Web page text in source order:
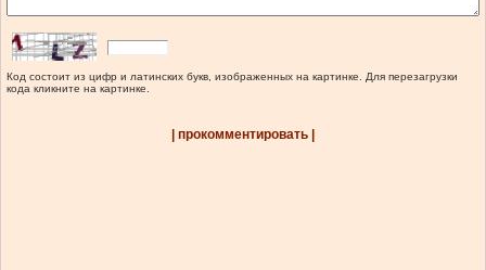
Код состоит из цифр и латинских букв, изображенных на картинке. Для перезагрузки
кода кликните на картинке.
| прокомментировать |